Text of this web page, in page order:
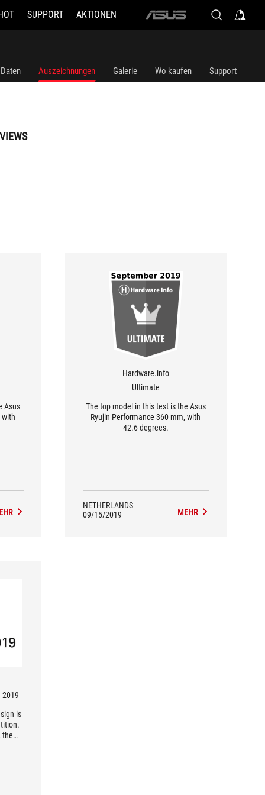
SUPPORT AKTIONEN
ASUS
Auszeichnungen Galerie Wo kaufen Support
Asus
with
Hardware.info
Ultimate
The top model in this test is the Asus
Ryujin Performance 360 mm, with
42.6 degrees.
NETHERLANDS
09/15/2019
MEHR
2019
is
the